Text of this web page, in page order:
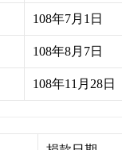
108年7月1日
108年8月7日
108年11月28日